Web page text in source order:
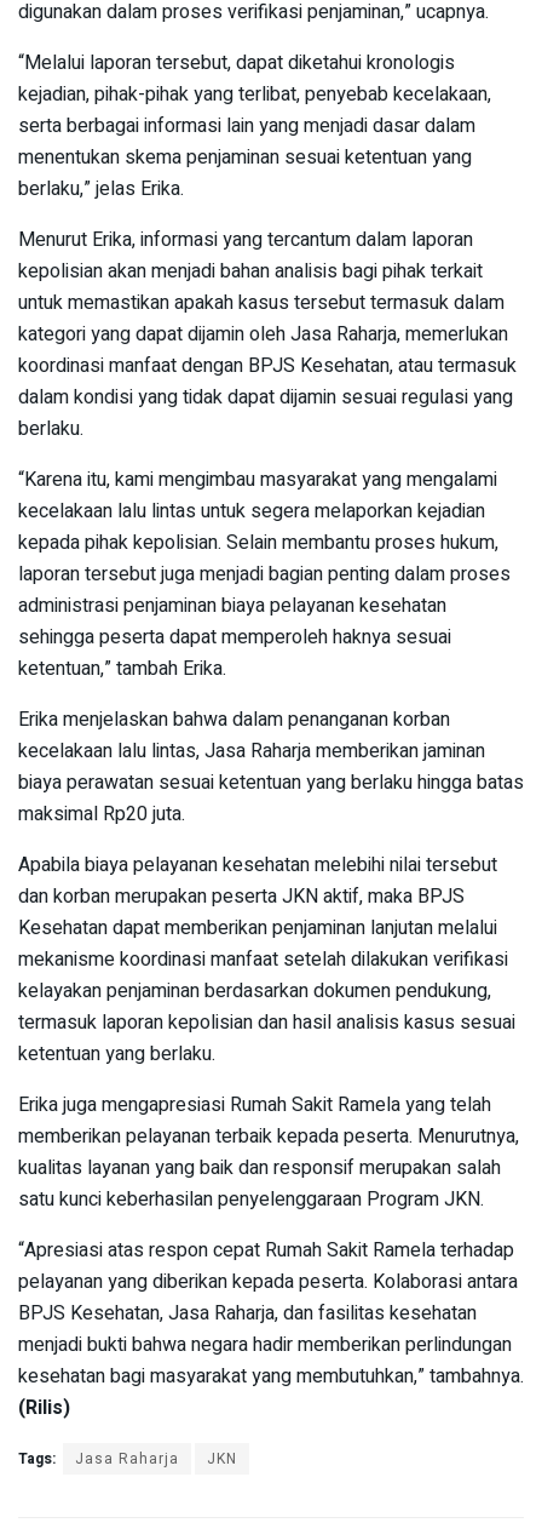
digunakan dalam proses verifikasi penjaminan,” ucapnya.
“Melalui laporan tersebut, dapat diketahui kronologis
kejadian, pihak-pihak yang terlibat, penyebab kecelakaan,
serta berbagai informasi lain yang menjadi dasar dalam
menentukan skema penjaminan sesuai ketentuan yang
berlaku,” jelas Erika.
Menurut Erika, informasi yang tercantum dalam laporan
kepolisian akan menjadi bahan analisis bagi pihak terkait
untuk memastikan apakah kasus tersebut termasuk dalam
kategori yang dapat dijamin oleh Jasa Raharja, memerlukan
koordinasi manfaat dengan BPJS Kesehatan, atau termasuk
dalam kondisi yang tidak dapat dijamin sesuai regulasi yang
berlaku.
“Karena itu, kami mengimbau masyarakat yang mengalami
kecelakaan lalu lintas untuk segera melaporkan kejadian
kepada pihak kepolisian. Selain membantu proses hukum,
laporan tersebut juga menjadi bagian penting dalam proses
administrasi penjaminan biaya pelayanan kesehatan
sehingga peserta dapat memperoleh haknya sesuai
ketentuan,” tambah Erika.
Erika menjelaskan bahwa dalam penanganan korban
kecelakaan lalu lintas, Jasa Raharja memberikan jaminan
biaya perawatan sesuai ketentuan yang berlaku hingga batas
maksimal Rp20 juta.
Apabila biaya pelayanan kesehatan melebihi nilai tersebut
dan korban merupakan peserta JKN aktif, maka BPJS
Kesehatan dapat memberikan penjaminan lanjutan melalui
mekanisme koordinasi manfaat setelah dilakukan verifikasi
kelayakan penjaminan berdasarkan dokumen pendukung,
termasuk laporan kepolisian dan hasil analisis kasus sesuai
ketentuan yang berlaku.
Erika juga mengapresiasi Rumah Sakit Ramela yang telah
memberikan pelayanan terbaik kepada peserta. Menurutnya,
kualitas layanan yang baik dan responsif merupakan salah
satu kunci keberhasilan penyelenggaraan Program JKN.
“Apresiasi atas respon cepat Rumah Sakit Ramela terhadap
pelayanan yang diberikan kepada peserta. Kolaborasi antara
BPJS Kesehatan, Jasa Raharja, dan fasilitas kesehatan
menjadi bukti bahwa negara hadir memberikan perlindungan
kesehatan bagi masyarakat yang membutuhkan,” tambahnya.
(Rilis)
Tags: Jasa Raharja JKN